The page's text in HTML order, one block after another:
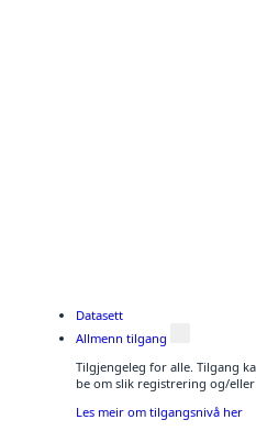
Datasett
Allmenn tilgang
Tilgjengeleg for alle. Tilgang
be om slik registrering og/eller
Les meir om tilgangsnivå her